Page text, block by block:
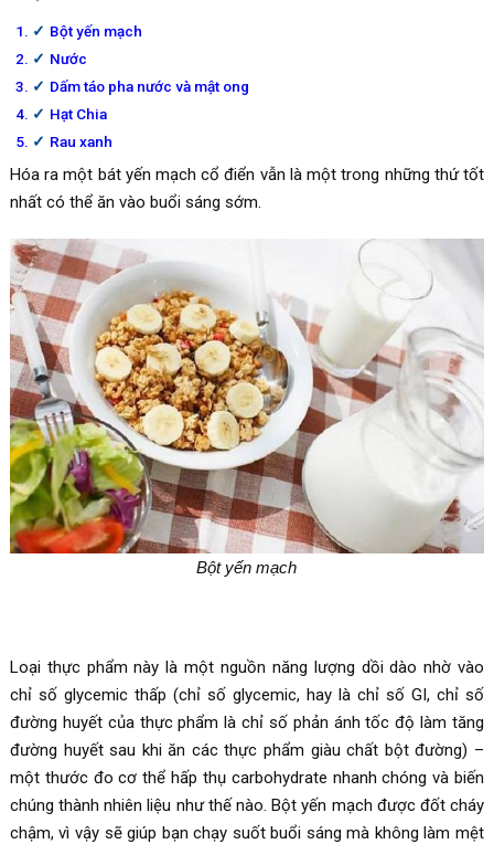
Bột yến mạch
Nước
Dấm táo pha nước và mật ong
Hạt Chia
Rau xanh
Hóa ra một bát yến mạch cổ điển vẫn là một trong những thứ tốt
nhất có thể ăn vào buổi sáng sớm.
Bột yến mạch
Loại thực phẩm này là một nguồn năng lượng dồi dào nhờ vào
chỉ số glycemic thấp (chỉ số glycemic, hay là chỉ số GI, chỉ số
đường huyết của thực phẩm là chỉ số phản ánh tốc độ làm tăng
đường huyết sau khi ăn các thực phẩm giàu chất bột đường) –
một thước đo cơ thể hấp thụ carbohydrate nhanh chóng và biến
chúng thành nhiên liệu như thế nào. Bột yến mạch được đốt cháy
chậm, vì vậy sẽ giúp bạn chạy suốt buổi sáng mà không làm mệt